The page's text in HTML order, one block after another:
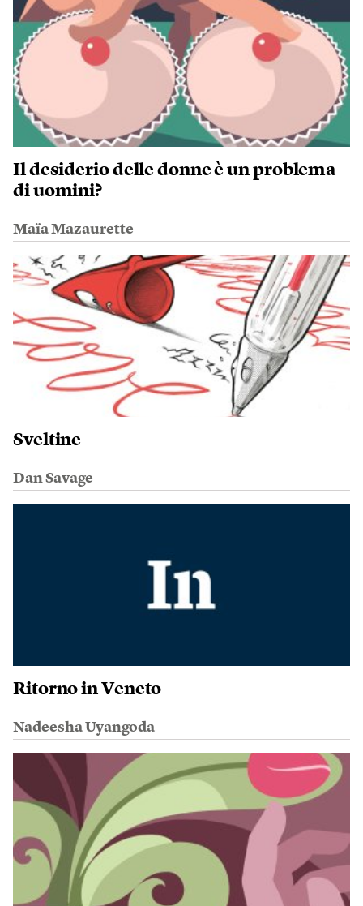
Il desiderio delle donne è un problema
di uomini?
Maïa Mazaurette
Sveltine
Dan Savage
Ritorno in Veneto
Nadeesha Uyangoda